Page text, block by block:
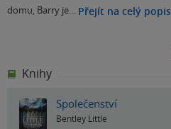
domu, Barry je… Přejít na celý popis
Knihy
Společenství
Bentley Little